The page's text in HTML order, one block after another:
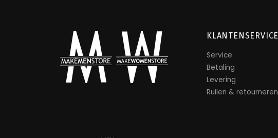
KLANTENSERVICE
Service
Betaling
Levering
Ruilen & retourneren